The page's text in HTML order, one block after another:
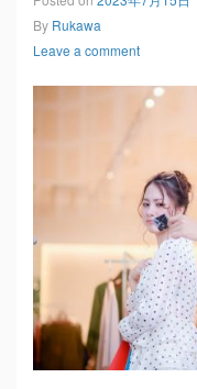
By Rukawa
Leave a comment